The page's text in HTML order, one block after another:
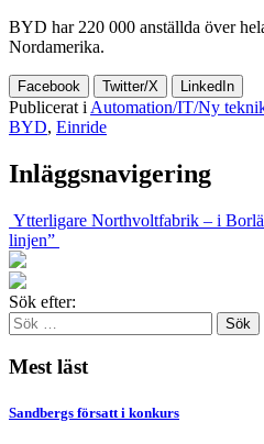
BYD har 220 000 anställda över
Nordamerika.
Facebook Twitter/X LinkedIn
Publicerat i Automation/IT/Ny
BYD, Einride
Inläggsnavigering
Ytterligare Northvoltfabrik – i
linjen”
Sök efter:
Mest läst
Sandbergs försatt i konkurs